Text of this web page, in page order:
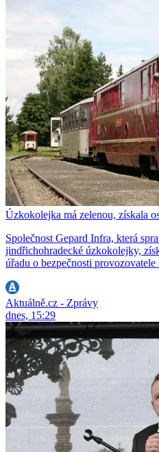
Úzkokolejka má zelenou, získala
Společnost Gepard Infra, která
jindřichohradecké úzkokolejky,
úřadu o bezpečnosti
Aktuálně.cz - Zprávy
dnes, 15:29